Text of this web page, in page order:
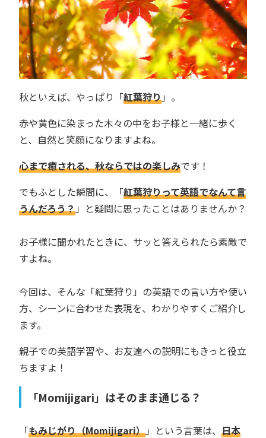
秋といえば、やっぱり「紅葉狩り」。
赤や黄色に染まった木々の中をお子様と一緒に歩く
と、自然と笑顔になりますよね。
心まで癒される、秋ならではの楽しみです！
でもふとした瞬間に、「紅葉狩りって英語でなんて言
うんだろう？」と疑問に思ったことはありませんか？
お子様に聞かれたときに、サッと答えられたら素敵で
すよね。
今回は、そんな「紅葉狩り」の英語での言い方や使い
方、シーンに合わせた表現を、わかりやすくご紹介し
ます。
親子での英語学習や、お友達への説明にもきっと役立
ちますよ！
「Momijigari」はそのまま通じる？
「もみじがり（Momijigari）」という言葉は、 日本